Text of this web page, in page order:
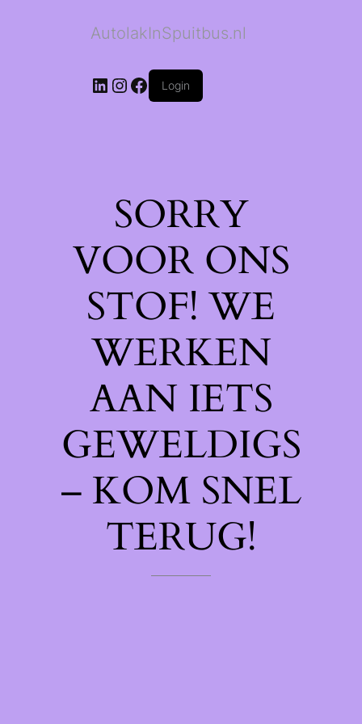
AutolakInSpuitbus.nl
LinkedIn
Instagram
Facebook
Login
SORRY
VOOR ONS
STOF! WE
WERKEN
AAN IETS
GEWELDIGS
– KOM SNEL
TERUG!